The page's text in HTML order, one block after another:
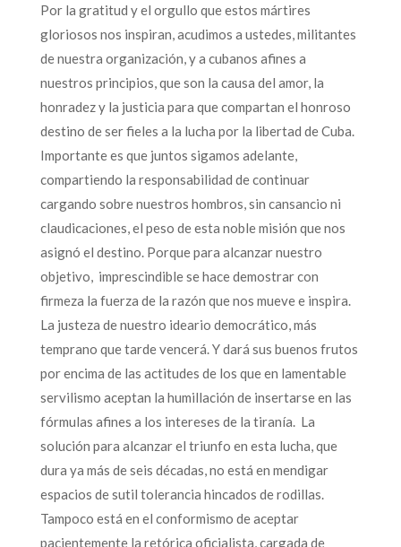
Por la gratitud y el orgullo que estos mártires
gloriosos nos inspiran, acudimos a ustedes, militantes
de nuestra organización, y a cubanos afines a
nuestros principios, que son la causa del amor, la
honradez y la justicia para que compartan el honroso
destino de ser fieles a la lucha por la libertad de Cuba.
Importante es que juntos sigamos adelante,
compartiendo la responsabilidad de continuar
cargando sobre nuestros hombros, sin cansancio ni
claudicaciones, el peso de esta noble misión que nos
asignó el destino. Porque para alcanzar nuestro
objetivo, imprescindible se hace demostrar con
firmeza la fuerza de la razón que nos mueve e inspira.
La justeza de nuestro ideario democrático, más
temprano que tarde vencerá. Y dará sus buenos frutos
por encima de las actitudes de los que en lamentable
servilismo aceptan la humillación de insertarse en las
fórmulas afines a los intereses de la tiranía. La
solución para alcanzar el triunfo en esta lucha, que
dura ya más de seis décadas, no está en mendigar
espacios de sutil tolerancia hincados de rodillas.
Tampoco está en el conformismo de aceptar
pacientemente la retórica oficialista, cargada de